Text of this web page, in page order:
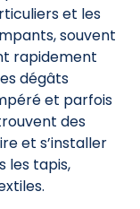
et les
souvent
rapidement
dégâts
et parfois
des
et s’installer
les tapis,